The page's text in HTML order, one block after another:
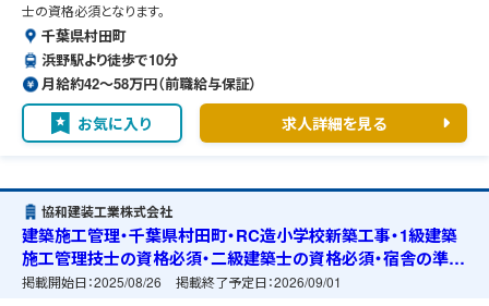
士の資格必須となります。
千葉県村田町
浜野駅より徒歩で10分
月給約42〜58万円（前職給与保証）
お気に入り 求人詳細を見る
協和建装工業株式会社
建築施工管理・千葉県村田町・RC造小学校新築工事・1級建築
施工管理技士の資格必須・二級建築士の資格必須・宿舎の準備
可能
掲載開始日：2025/08/26 掲載終了予定日：2026/09/01